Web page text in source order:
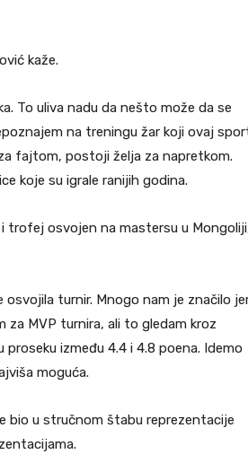
kaže.
To uliva nadu da nešto može da se
na treningu žar koji ovaj
fajtom, postoji želja za napretkom.
koje su igrale ranijih godina.
trofej osvojen na mastersu u
osvojila turnir. Mnogo nam je značilo
za MVP turnira, ali to gledam kroz
između 4.4 i 4.8 poena. Idemo
moguća.
bio u stručnom štabu reprezentacije